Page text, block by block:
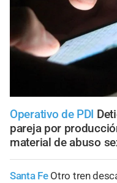
Operativo de PDI
pareja por
material de abuso
Santa Fe Otro tren